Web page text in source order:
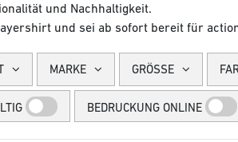
und Nachhaltigkeit.
und sei ab sofort bereit für
MARKE GRÖSSE
BEDRUCKUNG ONLINE